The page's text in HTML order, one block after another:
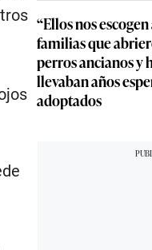
“Ellos nos
familias que
perros ancianos y
llevaban años
adoptados